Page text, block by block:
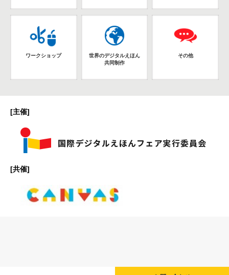
ワークショップ
世界のデジタルえほん
共同制作
その他
[主催]
[共催]